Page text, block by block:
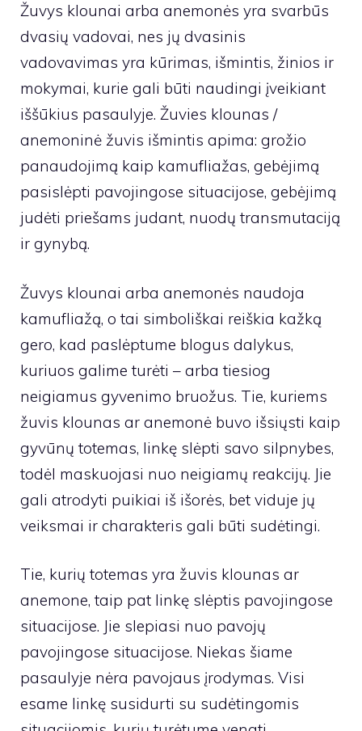
Žuvys klounai arba anemonės yra svarbūs
dvasių vadovai, nes jų dvasinis
vadovavimas yra kūrimas, išmintis, žinios ir
mokymai, kurie gali būti naudingi įveikiant
iššūkius pasaulyje. Žuvies klounas /
anemoninė žuvis išmintis apima: grožio
panaudojimą kaip kamufliažas, gebėjimą
pasislėpti pavojingose ​​situacijose, gebėjimą
judėti priešams judant, nuodų transmutaciją
ir gynybą.
Žuvys klounai arba anemonės naudoja
kamufliažą, o tai simboliškai reiškia kažką
gero, kad paslėptume blogus dalykus,
kuriuos galime turėti – arba tiesiog
neigiamus gyvenimo bruožus. Tie, kuriems
žuvis klounas ar anemonė buvo išsiųsti kaip
gyvūnų totemas, linkę slėpti savo silpnybes,
todėl maskuojasi nuo neigiamų reakcijų. Jie
gali atrodyti puikiai iš išorės, bet viduje jų
veiksmai ir charakteris gali būti sudėtingi.
Tie, kurių totemas yra žuvis klounas ar
anemone, taip pat linkę slėptis pavojingose ​​
situacijose. Jie slepiasi nuo pavojų
pavojingose ​​situacijose. Niekas šiame
pasaulyje nėra pavojaus įrodymas. Visi
esame linkę susidurti su sudėtingomis